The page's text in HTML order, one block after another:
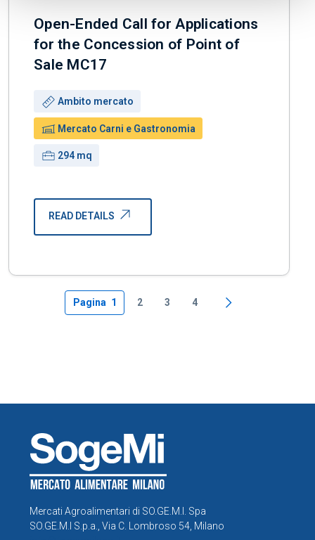
Open-Ended Call for Applications
for the Concession of Point of
Sale MC17
Use:
Ambito mercato
Building:
Mercato Carni e Gastronomia
Surface:
294 mq
READ DETAILS
Pagina 1 2 3 4
Pagina successiva
Mercati Agroalimentari di SO.GE.M.I. Spa
SO.GE.M.I S.p.a., Via C. Lombroso 54, Milano